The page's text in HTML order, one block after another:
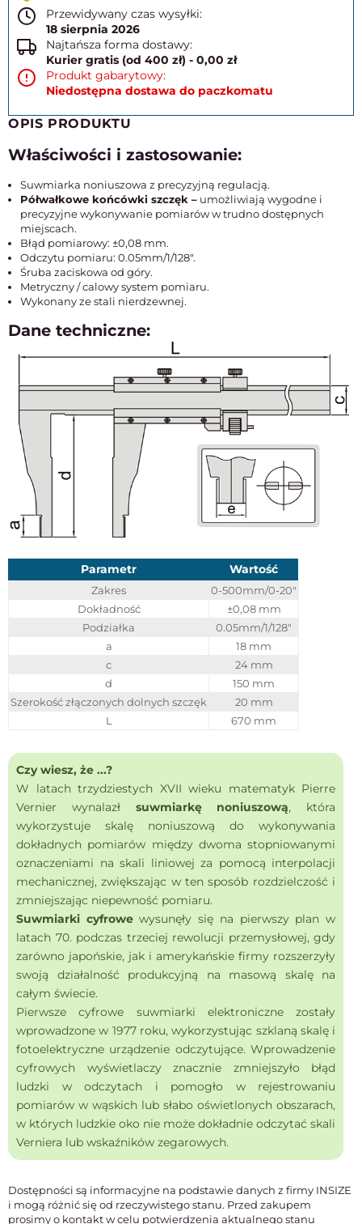
Przewidywany czas wysyłki:
18 sierpnia 2026
Najtańsza forma dostawy:
Kurier gratis (od 400 zł) - 0,00 zł
Produkt gabarytowy:
Niedostępna dostawa do paczkomatu
OPIS PRODUKTU
Właściwości i zastosowanie:
Suwmiarka noniuszowa z precyzyjną regulacją.
Półwałkowe końcówki szczęk – umożliwiają wygodne i
precyzyjne wykonywanie pomiarów w trudno dostępnych
miejscach.
Błąd pomiarowy: ±0,08 mm.
Odczytu pomiaru: 0.05mm/1/128".
Śruba zaciskowa od góry.
Metryczny / calowy system pomiaru.
Wykonany ze stali nierdzewnej.
Dane techniczne:
Parametr Wartość
Zakres
0-500mm/0-20"
Dokładność
±0,08 mm
Podziałka
0.05mm/1/128"
a
18 mm
c
24 mm
d
150 mm
Szerokość złączonych dolnych szczęk
20 mm
L
670 mm
Czy wiesz, że ...?
W latach trzydziestych XVII wieku matematyk Pierre
Vernier wynalazł suwmiarkę noniuszową, która
wykorzystuje skalę noniuszową do wykonywania
dokładnych pomiarów między dwoma stopniowanymi
oznaczeniami na skali liniowej za pomocą interpolacji
mechanicznej, zwiększając w ten sposób rozdzielczość i
zmniejszając niepewność pomiaru.
Suwmiarki cyfrowewysunęły się na pierwszy plan w
latach 70. podczas trzeciej rewolucji przemysłowej, gdy
zarówno japońskie, jak i amerykańskie firmy rozszerzyły
swoją działalność produkcyjną na masową skalę na
całym świecie.
Pierwsze cyfrowe suwmiarki elektroniczne zostały
wprowadzone w 1977 roku, wykorzystując szklaną skalę i
fotoelektryczne urządzenie odczytujące. Wprowadzenie
cyfrowych wyświetlaczy znacznie zmniejszyło błąd
ludzki w odczytach i pomogło w rejestrowaniu
pomiarów w wąskich lub słabo oświetlonych obszarach,
w których ludzkie oko nie może dokładnie odczytać skali
Verniera lub wskaźników zegarowych.
Dostępności są informacyjne na podstawie danych z firmy INSIZE
i mogą różnić się od rzeczywistego stanu. Przed zakupem
prosimy o kontakt w celu potwierdzenia aktualnego stanu